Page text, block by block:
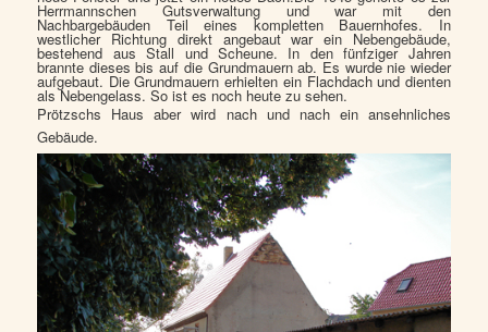
Herrmannschen Gutsverwaltung und war mit den
Nachbargebäuden Teil eines kompletten Bauernhofes. In
westlicher Richtung direkt angebaut war ein Nebengebäude,
bestehend aus Stall und Scheune. In den fünfziger Jahren
brannte dieses bis auf die Grundmauern ab. Es wurde nie wieder
aufgebaut. Die Grundmauern erhielten ein Flachdach und dienten
als Nebengelass. So ist es noch heute zu sehen.
Prötzschs Haus aber wird nach und nach ein ansehnliches
Gebäude.